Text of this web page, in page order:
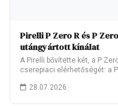
Pirelli P Zero R és P
utángyártott kínálat
A Pirelli bővítette két, a P
cserepiaci elérhetőségét: a
28.07.2026